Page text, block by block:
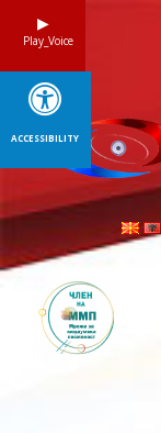
Play_Voice
ACCESSIBILITY